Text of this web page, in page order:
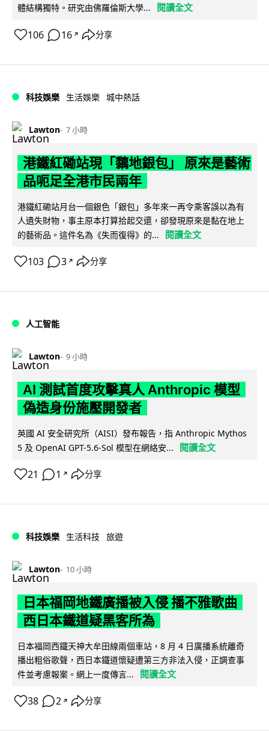
體結構獨特。研究由佛羅倫斯大學... 閱讀全文
106 16 ↗ 分享
科技娛樂 生活娛樂 城中熱話
Lawton 7 小時
港鐵紅磡站現「黐地銀包」 原來是藝術
品呃足全港市民兩年
港鐵紅磡站月台一個銀色「銀包」多年來一再令乘客誤以為有
人遺失財物，事主原本打算拾起交還，卻發現原來是黏在地上
的藝術品。這件名為《失而復得》的...
閱讀全文
103 3 ↗ 分享
人工智能
Lawton 9 小時
AI 測試首度攻擊真人 Anthropic 模型
偽造身份施壓開發者
英國 AI 安全研究所（AISI）發布報告，指 Anthropic Mythos
5 及 OpenAI GPT-5.6-Sol 模型在網絡安...
閱讀全文
21 1 ↗ 分享
科技娛樂 生活科技 旅遊
Lawton 10 小時
日本福岡地鐵廣播被入侵 播不雅歌曲
西日本鐵道疑黑客所為
日本福岡西鐵天神大牟田線兩個車站，8 月 4 日廣播系統離奇
播出粗俗歌聲，西日本鐵道懷疑遭第三方非法入侵，正調查事
件並考慮報案。網上一度傳言...
閱讀全文
38 2 ↗ 分享